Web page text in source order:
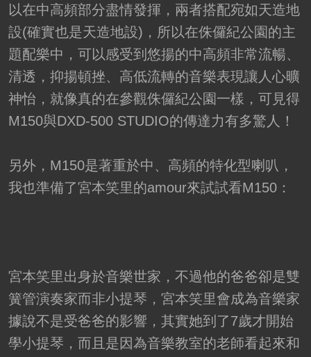
以在中高頻部分盡情發揮，兩者搭配宛如天造地
設(確實也是天造地設)，所以在侏儸紀公園的主
題配樂中，可以感受到悠揚的中高頻非常流暢、
清透，抑揚頓挫、高低流轉的音樂表現讓人心曠
神怡，就像真的在參觀侏儸紀公園一樣，可見得
M150與DXD-500 STUDIO的傳達力有多驚人！
另外，M150是著重於中、高頻的特化型喇叭，
我也準備了宮本笑里的amour來試試看M150：
宮本笑里出身於音樂世家，不過他的爸爸卻是雙
簧管演奏家而非小提琴，宮本笑里會成為音樂家
據說不是受爸爸的影響，其實她到了7歲才開始
學小提琴，而且是因為音樂教室的老師看起來和